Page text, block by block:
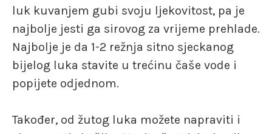
luk kuvanjem gubi svoju ljekovitost, pa je
najbolje jesti ga sirovog za vrijeme prehlade.
Najbolje je da 1-2 režnja sitno sjeckanog
bijelog luka stavite u trećinu čaše vode i
popijete odjednom.
Također, od žutog luka možete napraviti i